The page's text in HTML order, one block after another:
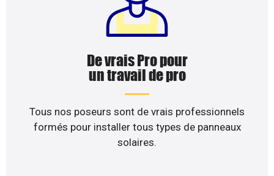
De vrais Pro pour
un travail de pro
Tous nos poseurs sont de vrais professionnels
formés pour installer tous types de panneaux
solaires.